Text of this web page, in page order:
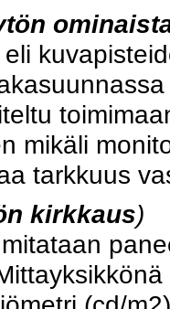
mikäli
tarkkuus
kirkkaus)